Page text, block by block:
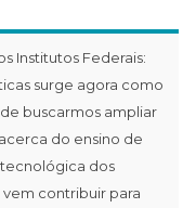
Institutos Federais:
surge agora como
buscarmos ampliar
do ensino de
dos
vem contribuir para